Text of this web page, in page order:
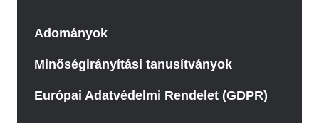
Adományok
Minőségirányítási tanusítványok
Európai Adatvédelmi Rendelet (GDPR)